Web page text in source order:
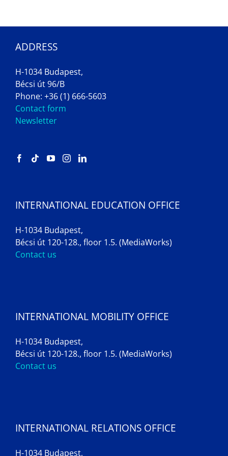
ADDRESS
H-1034 Budapest,
Bécsi út 96/B
Phone: +36 (1) 666-5603
Contact form
Newsletter
INTERNATIONAL EDUCATION OFFICE
H-1034 Budapest,
Bécsi út 120-128., floor 1.5. (MediaWorks)
Contact us
INTERNATIONAL MOBILITY OFFICE
H-1034 Budapest,
Bécsi út 120-128., floor 1.5. (MediaWorks)
Contact us
INTERNATIONAL RELATIONS OFFICE
H-1034 Budapest,